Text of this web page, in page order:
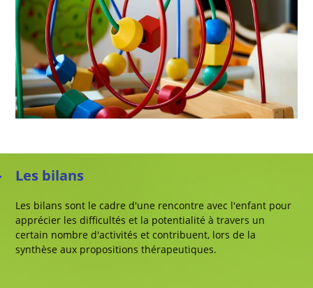
Les bilans
Les bilans sont le cadre d'une rencontre avec l'enfant pour
apprécier les difficultés et la potentialité à travers un
certain nombre d'activités et contribuent, lors de la
synthèse aux propositions thérapeutiques.